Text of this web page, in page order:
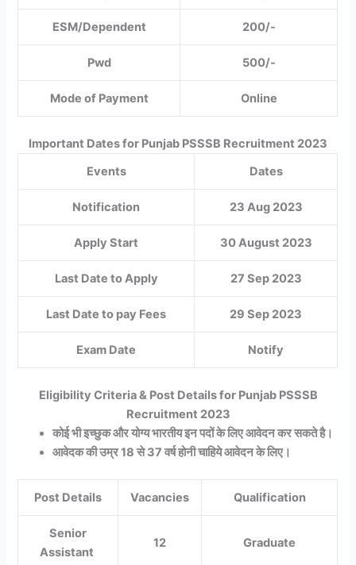
ESM/Dependent 200/-
Pwd 500/-
Mode of Payment Online
Important Dates for Punjab PSSSB Recruitment 2023
Events
Dates
Notification 23 Aug 2023
Apply Start 30 August 2023
Last Date to Apply 27 Sep 2023
Last Date to pay Fees 29 Sep 2023
Exam Date Notify
Eligibility Criteria & Post Details for Punjab PSSSB
Recruitment 2023
कोई भी इच्छुक और योग्य भारतीय इन पदों के लिए आवेदन कर सकते है।
आवेदक की उम्र 18 से 37 वर्ष होनी चाहिये आवेदन के लिए।
Post Details Vacancies Qualification
Senior
Assistant
12 Graduate